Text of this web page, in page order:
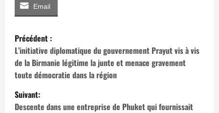
Email
N
a
v
i
Précédent :
L’initiative diplomatique du gouvernement Prayut vis à vis
de la Birmanie légitime la junte et menace gravement
toute démocratie dans la région
Suivant:
Descente dans une entreprise de Phuket qui fournissait